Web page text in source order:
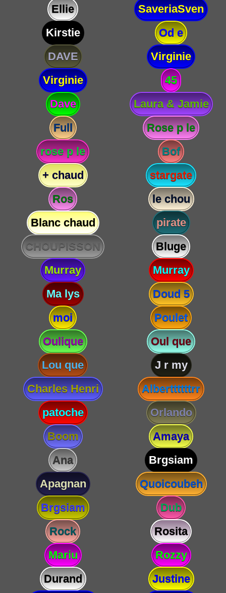
Ellie
SaveriaSven
Kirstie
Od e
DAVE
Virginie
Virginie
45
Dave
Laura & Jamie
Full
Rose p le
rose p le
Bof
+ chaud
stargate
Ros
le chou
Blanc chaud
pirate
CHOUPISSON
Bluge
Murray
Murray
Ma lys
Doud 5
moi
Poulet
Oulique
Oul que
Lou que
J r my
Charles Henri
Alberttttttrr
patoche
Orlando
Boom
Amaya
Ana
Brgsiam
Apagnan
Quoicoubeh
Brgsiam
Dub
Rock
Rosita
Mariu
Rozzy
Durand
Justine